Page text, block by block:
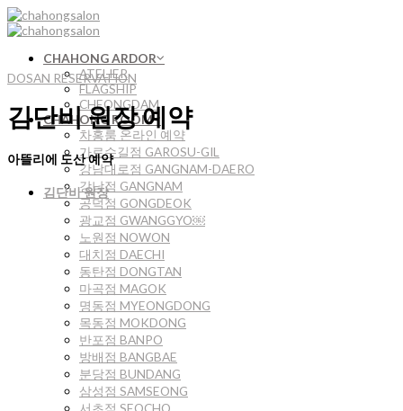
Skip
to
CHAHONG ARDOR
ATELIER
FLAGSHIP
CHEONGDAM
CHAHONG ROOM
차홍룸 온라인 예약
가로수길점 GAROSU-GIL
강남대로점 GANGNAM-DAERO
강남점 GANGNAM
공덕점 GONGDEOK
광교점 GWANGGYO￼
노원점 NOWON
대치점 DAECHI
동탄점 DONGTAN
마곡점 MAGOK
명동점 MYEONGDONG
목동점 MOKDONG
반포점 BANPO
방배점 BANGBAE
분당점 BUNDANG
삼성점 SAMSEONG
서초점 SEOCHO
DOSAN RESERVATION
김단비 원장 예약
아뜰리에 도산 예약
김단비 원장